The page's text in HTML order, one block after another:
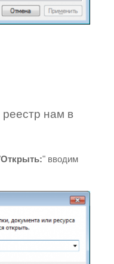
реестр нам в
Открыть:" вводим